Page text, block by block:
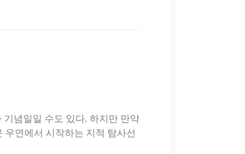
기념일일 수도 있다. 하지만 만약
우연에서 시작하는 지적 탐사선